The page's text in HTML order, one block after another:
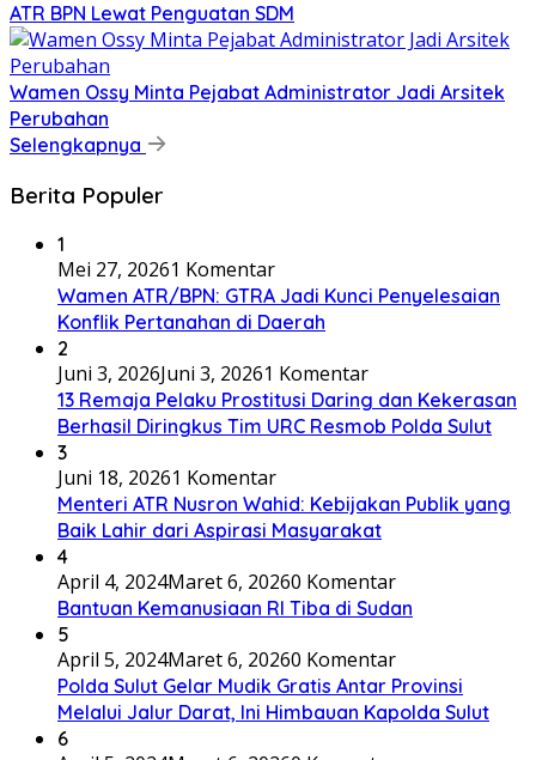
ATR BPN Lewat Penguatan SDM
Wamen Ossy Minta Pejabat Administrator Jadi Arsitek
Perubahan
Selengkapnya
Berita Populer
1
Mei 27, 20261 Komentar
Wamen ATR/BPN: GTRA Jadi Kunci Penyelesaian
Konflik Pertanahan di Daerah
2
Juni 3, 2026Juni 3, 20261 Komentar
13 Remaja Pelaku Prostitusi Daring dan Kekerasan
Berhasil Diringkus Tim URC Resmob Polda Sulut
3
Juni 18, 20261 Komentar
Menteri ATR Nusron Wahid: Kebijakan Publik yang
Baik Lahir dari Aspirasi Masyarakat
4
April 4, 2024Maret 6, 20260 Komentar
Bantuan Kemanusiaan RI Tiba di Sudan
5
April 5, 2024Maret 6, 20260 Komentar
Polda Sulut Gelar Mudik Gratis Antar Provinsi
Melalui Jalur Darat, Ini Himbauan Kapolda Sulut
6